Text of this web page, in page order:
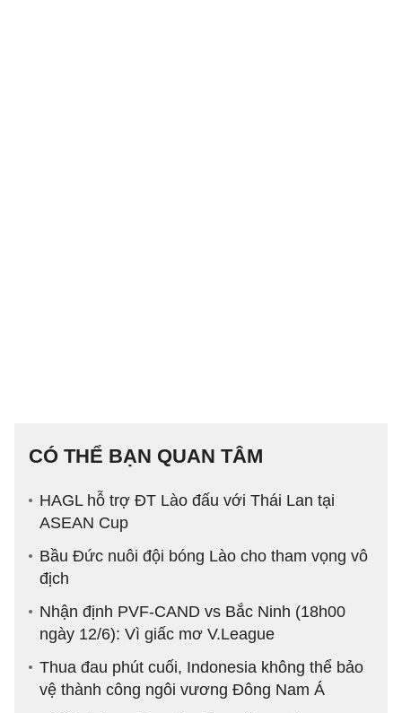
CÓ THỂ BẠN QUAN TÂM
HAGL hỗ trợ ĐT Lào đấu với Thái Lan tại
ASEAN Cup
Bầu Đức nuôi đội bóng Lào cho tham vọng vô
địch
Nhận định PVF-CAND vs Bắc Ninh (18h00
ngày 12/6): Vì giấc mơ V.League
Thua đau phút cuối, Indonesia không thể bảo
vệ thành công ngôi vương Đông Nam Á